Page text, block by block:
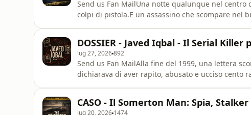
Send us Fan MailUna notte qualunque nel
colpi di pistola.E un assassino che scompare nel
investigativi
DOSSIER - Javed Iqbal - Il Serial
lug 27, 2026892
Send us Fan MailAlla fine del 1999, una lettera
dichiarava di aver rapito, abusato e ucciso cento
concludersi
CASO - Il Somerton Man: Spia,
lug 20, 2026 1474